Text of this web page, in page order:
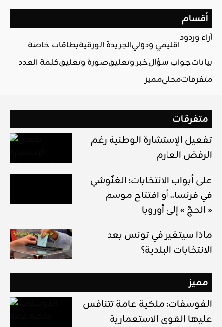
أقسام
آراء وردود
اقليمي ودوليالجريدة الورقيةبطاقات خاصة
بياناتجواب سؤالخبر وتعليقصورة وتعليقكلمة العدد
متفرقاتمحليمميز
متفرقات
تفعيل الإستشارة الوطنية رغم
الرفض العارم
على أبواب الانتخابات: الغنّوشي
في فرنسا.. أو افتتاح موسم
« الحجّ » إلى أوروبا
ماذا سيتغير في تونس بعد
الانتخابات البلدية؟
مميز
الفوسفات: ملكية عامة تتنافس
عليها القوى الاستعمارية